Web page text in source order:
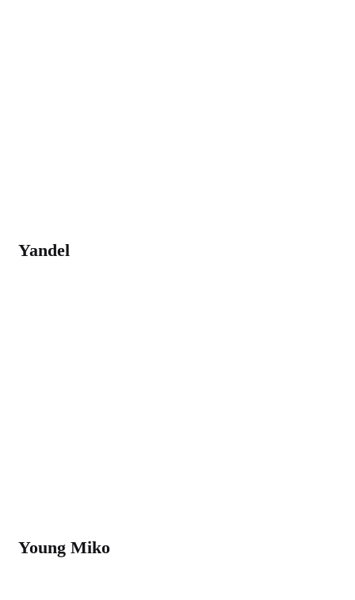
Yandel
Young Miko